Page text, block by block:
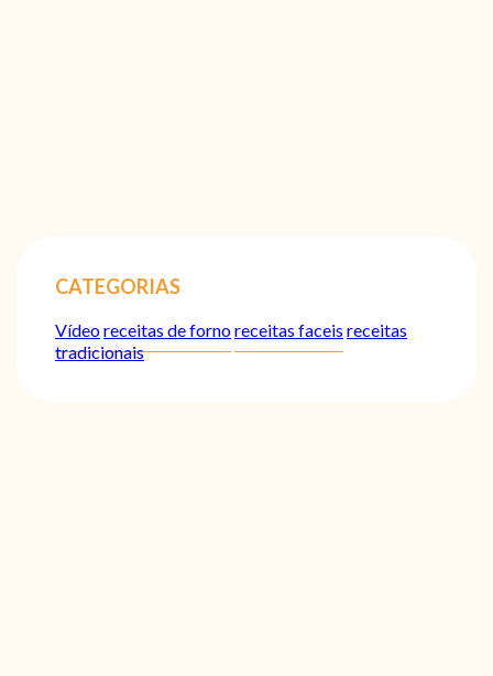
CATEGORIAS
Vídeoreceitas de fornoreceitas faceis receitas
tradicionais